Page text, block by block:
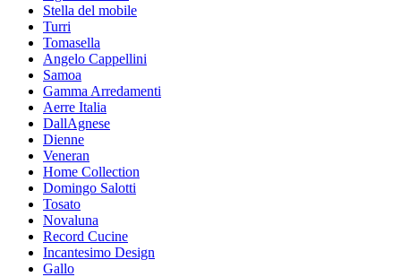
Stella del mobile
Turri
Tomasella
Angelo Cappellini
Samoa
Gamma Arredamenti
Aerre Italia
DallAgnese
Dienne
Veneran
Home Collection
Domingo Salotti
Tosato
Novaluna
Record Cucine
Incantesimo Design
Gallo